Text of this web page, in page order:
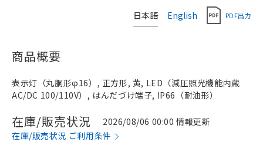
日本語 English PDF出力
商品概要
表示灯（丸胴形φ16）, 正方形, 黄, LED（減圧照光機能内蔵
AC/DC 100/110V）, はんだづけ端子, IP66（耐油形）
在庫/販売状況
2026/08/06 00:00 情報更新
在庫/販売状況 ご利用条件